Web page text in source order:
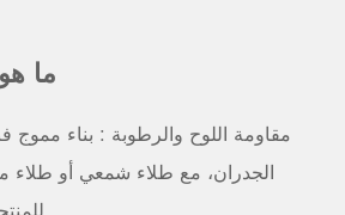
ما
مقاومة اللوح والرطوبة : بناء مموج
الجدران، مع طلاء شمعي أو طلاء